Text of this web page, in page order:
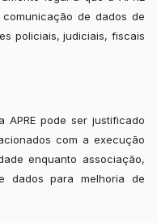
de dados de
policiais, judiciais, fiscais
APRE pode ser justificado
com a execução
enquanto associação,
dados para melhoria de